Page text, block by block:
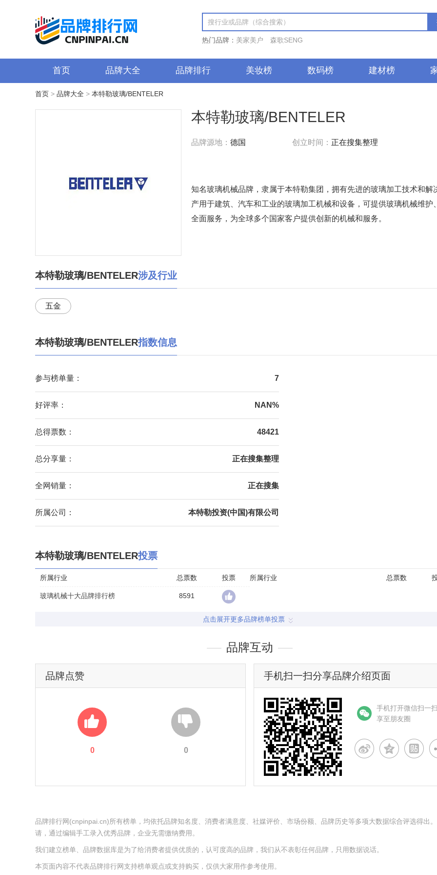
热门品牌： 美家美户 森歌SENG
首页 品牌大全 品牌排行 美妆榜 数码榜 建材榜
首页 > 品牌大全 > 本特勒玻璃/BENTELER
本特勒玻璃/BENTELER
品牌源地： 德国 创立时间： 正在搜集整理
知名玻璃机械品牌，隶属于本特勒集团，拥有先进的玻璃加工技术和解
产用于建筑、汽车和工业的玻璃加工机械和设备，可提供玻璃机械维护
全面服务，为全球多个国家客户提供创新的机械和服务。
本特勒玻璃/BENTELER涉及行业
五金
本特勒玻璃/BENTELER指数信息
参与榜单量： 7
好评率： NAN%
总得票数： 48421
总分享量： 正在搜集整理
全网销量： 正在搜集
所属公司： 本特勒投资(中国)有限公司
本特勒玻璃/BENTELER投票
所属行业 总票数 投票 所属行业 总票数
玻璃机械十大品牌排行榜 8591
点击展开更多品牌榜单投票
品牌互动
品牌点赞
0 0
手机扫一扫分享品牌介绍页面
手机打开微信扫一
享至朋友圈
品牌排行网(cnpinpai.cn)所有榜单，均依托品牌知名度、消费者满意度、社媒评价、市场份额、品牌历史等多项大数据综合评选得出
请，通过编辑手工录入优秀品牌，企业无需缴纳费用。
我们建立榜单、品牌数据库是为了给消费者提供优质的，认可度高的品牌，我们从不表彰任何品牌，只用数据说话。
本页面内容不代表品牌排行网支持榜单观点或支持购买，仅供大家用作参考使用。